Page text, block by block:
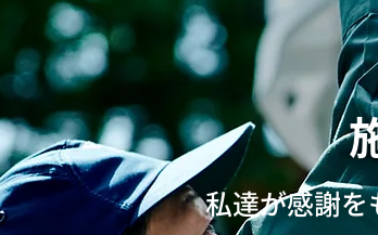
私達が感謝を